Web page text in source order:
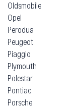
Oldsmobile
Opel
Perodua
Peugeot
Piaggio
Plymouth
Polestar
Pontiac
Porsche